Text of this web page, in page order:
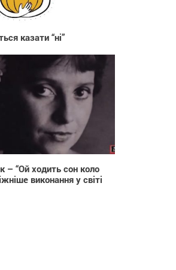
казати “ні”
– “Ой ходить сон коло
виконання у світі